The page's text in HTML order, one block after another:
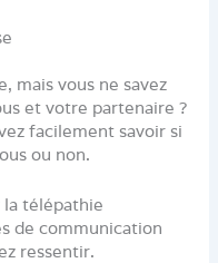
mais vous ne savez
et votre partenaire ?
facilement savoir si
ou non.
la télépathie
de communication
ressentir.